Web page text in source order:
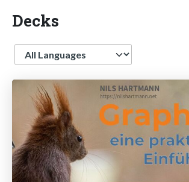
Decks
Language